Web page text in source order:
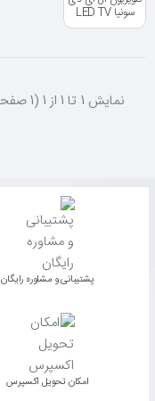
سونیا LED TV
Suniya S-
نمايش 1 تا 1 از 1 (1 صفحه)
پشتیبانی و مشاوره رایگان
اﻣﮑﺎن ﺗﺤﻮﯾﻞ اﮐﺴﭙﺮس